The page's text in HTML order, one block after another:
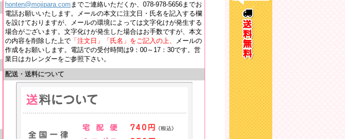
honten@mojipara.com までご連絡いただくか、078-978-5656までお
電話お願いいたします。メールの本文に注文日・氏名を記入する欄
を設けておりますが、メールの環境によっては文字化けが発生する
場合がございます。文字化けが発生した場合はお手数ですが、本文
の内容を削除した上で 「注文日」「氏名」をご記入の上、
メールの
作成をお願いします。電話での受付時間は9：00～17：30です。営
業日はカレンダーをご参照下さい。
配送・送料について